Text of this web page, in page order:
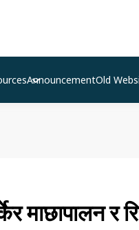
AnnouncementOld
माछापालन र